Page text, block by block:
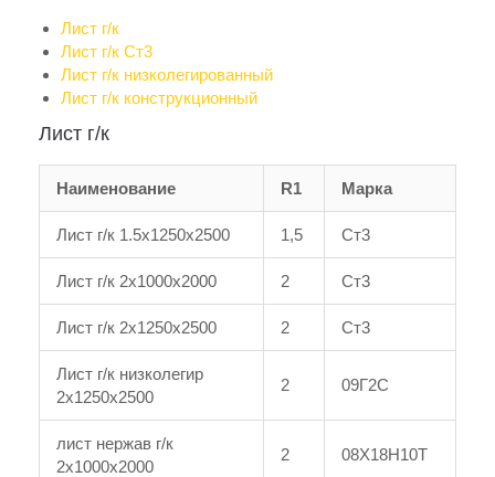
Лист г/к
Лист г/к Ст3
Лист г/к низколегированный
Лист г/к конструкционный
Лист г/к
Наименование R1 Марка
Лист г/к 1.5x1250x2500 1,5 Ст3
Лист г/к 2x1000x2000 2 Ст3
Лист г/к 2x1250x2500 2 Ст3
Лист г/к низколегир
2x1250x2500
2 09Г2С
лист нержав г/к
2x1000x2000
2 08Х18Н10Т